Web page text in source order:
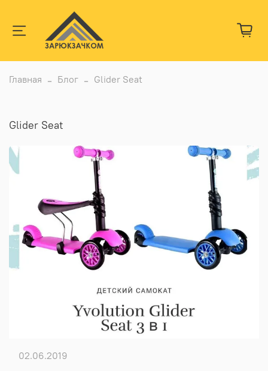
Главная Блог Glider Seat
Glider Seat
02.06.2019